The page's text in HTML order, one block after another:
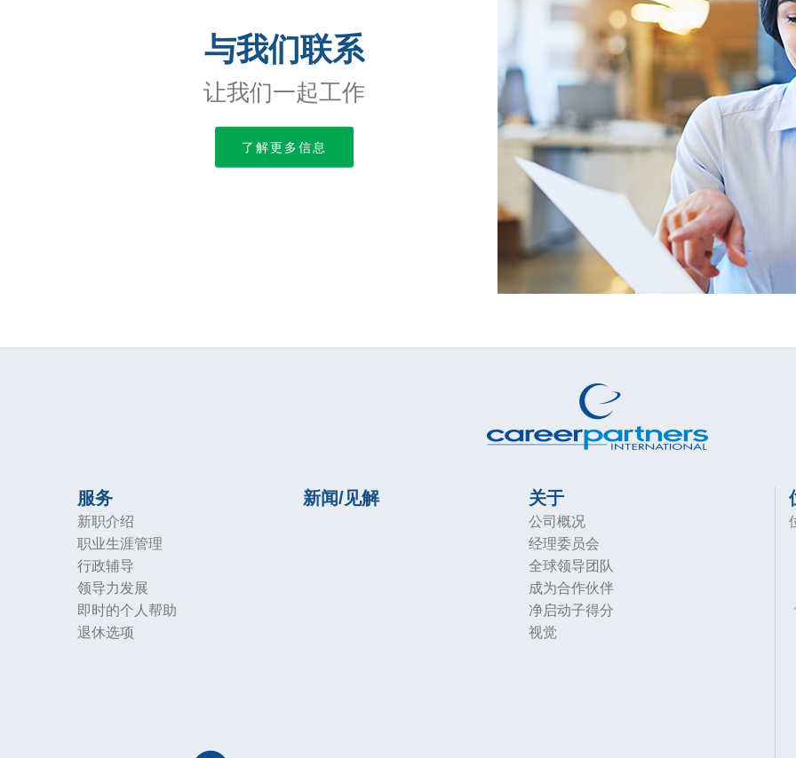
与我们联系
让我们一起工作
了解更多信息
服务
新职介绍
职业生涯管理
行政辅导
领导力发展
即时的个人帮助
退休选项
新闻/见解 关于
公司概况
经理委员会
全球领导团队
成为合作伙伴
净启动子得分
视觉